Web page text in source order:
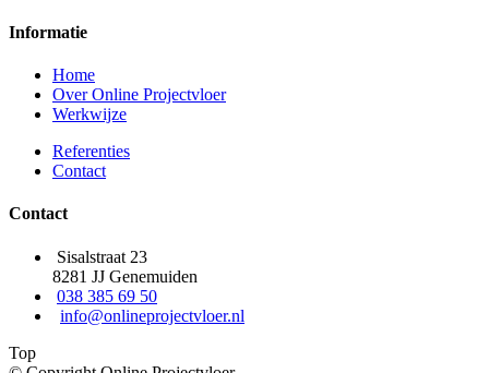
Informatie
Home
Over Online Projectvloer
Werkwijze
Referenties
Contact
Contact
Sisalstraat 23
8281 JJ Genemuiden
038 385 69 50
info@onlineprojectvloer.nl
Top